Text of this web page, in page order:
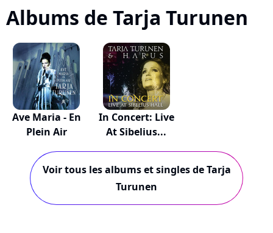
Albums de Tarja Turunen
Ave Maria - En
Plein Air
In Concert: Live
At Sibelius...
Voir tous les albums et singles de Tarja
Turunen